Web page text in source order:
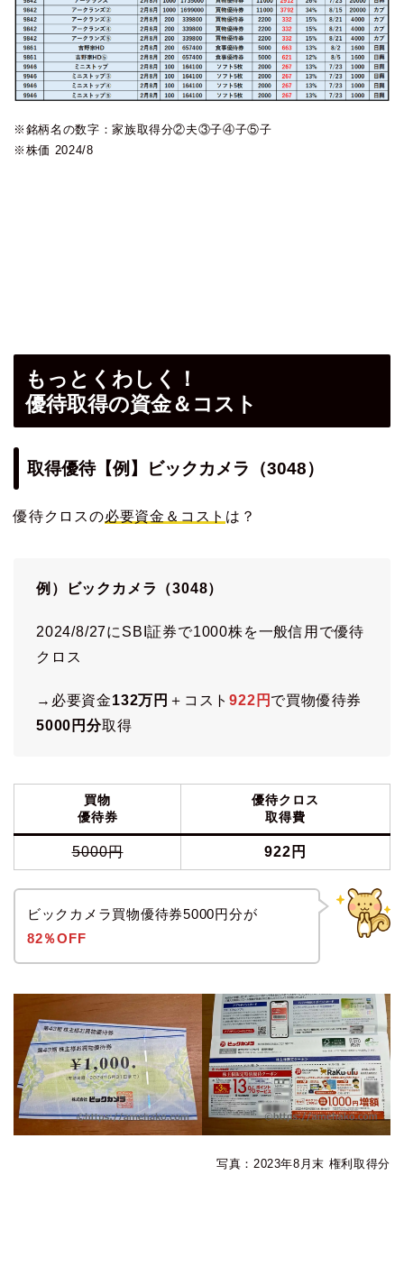
※銘柄名の数字：家族取得分②夫③子④子⑤子
※株価 2024/8
もっとくわしく！
優待取得の資金＆コスト
取得優待【例】ビックカメラ（3048）
優待クロスの必要資金＆コスト は？
例）ビックカメラ（3048）
2024/8/27にSBI証券で1000株を一般信用で優待
クロス
→必要資金132万円 ＋コスト922円 で買物優待券
5000円分取得
買物
優待券
優待クロス
取得費
5000円 922円
ビックカメラ買物優待券5000円分が
82％OFF
写真：2023年8月末 権利取得分